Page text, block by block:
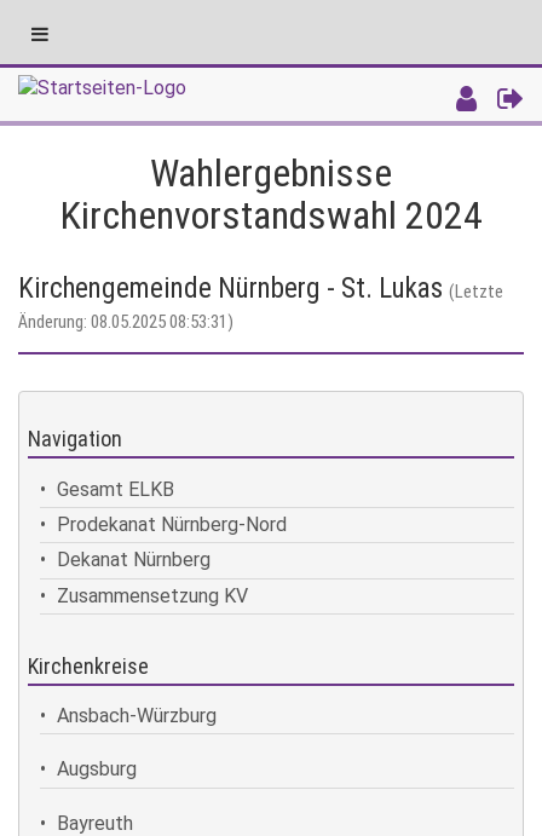
Toggle
navigation
Wahlergebnisse
Kirchenvorstandswahl 2024
Kirchengemeinde Nürnberg - St. Lukas (Letzte
Änderung: 08.05.2025 08:53:31)
Navigation
Gesamt ELKB
Prodekanat Nürnberg-Nord
Dekanat Nürnberg
Zusammensetzung KV
Kirchenkreise
Ansbach-Würzburg
Augsburg
Bayreuth